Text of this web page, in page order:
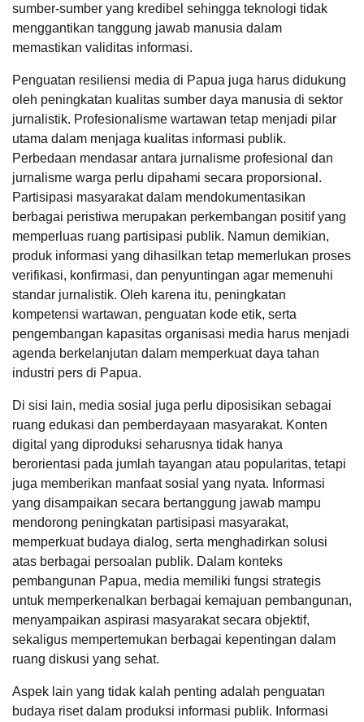
sumber-sumber yang kredibel sehingga teknologi tidak
menggantikan tanggung jawab manusia dalam
memastikan validitas informasi.
Penguatan resiliensi media di Papua juga harus didukung
oleh peningkatan kualitas sumber daya manusia di sektor
jurnalistik. Profesionalisme wartawan tetap menjadi pilar
utama dalam menjaga kualitas informasi publik.
Perbedaan mendasar antara jurnalisme profesional dan
jurnalisme warga perlu dipahami secara proporsional.
Partisipasi masyarakat dalam mendokumentasikan
berbagai peristiwa merupakan perkembangan positif yang
memperluas ruang partisipasi publik. Namun demikian,
produk informasi yang dihasilkan tetap memerlukan proses
verifikasi, konfirmasi, dan penyuntingan agar memenuhi
standar jurnalistik. Oleh karena itu, peningkatan
kompetensi wartawan, penguatan kode etik, serta
pengembangan kapasitas organisasi media harus menjadi
agenda berkelanjutan dalam memperkuat daya tahan
industri pers di Papua.
Di sisi lain, media sosial juga perlu diposisikan sebagai
ruang edukasi dan pemberdayaan masyarakat. Konten
digital yang diproduksi seharusnya tidak hanya
berorientasi pada jumlah tayangan atau popularitas, tetapi
juga memberikan manfaat sosial yang nyata. Informasi
yang disampaikan secara bertanggung jawab mampu
mendorong peningkatan partisipasi masyarakat,
memperkuat budaya dialog, serta menghadirkan solusi
atas berbagai persoalan publik. Dalam konteks
pembangunan Papua, media memiliki fungsi strategis
untuk memperkenalkan berbagai kemajuan pembangunan,
menyampaikan aspirasi masyarakat secara objektif,
sekaligus mempertemukan berbagai kepentingan dalam
ruang diskusi yang sehat.
Aspek lain yang tidak kalah penting adalah penguatan
budaya riset dalam produksi informasi publik. Informasi